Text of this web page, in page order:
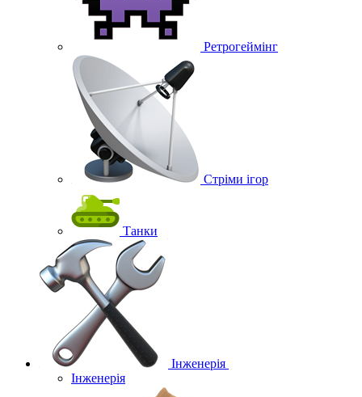
Ретрогеймінг
Стріми ігор
Танки
Інженерія
Інженерія